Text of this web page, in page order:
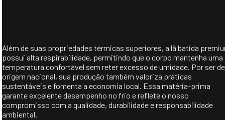
Além de suas propriedades térmicas superiores, a lã batida
possui alta respirabilidade, permitindo que o corpo mantenha uma
temperatura confortável sem reter excesso de umidade. Por ser de
origem nacional, sua produção também valoriza práticas
sustentáveis e fomenta a economia local. Essa matéria-prima
garante excelente desempenho no frio e reflete o nosso
compromisso com a qualidade, durabilidade e responsabilidade
ambiental.